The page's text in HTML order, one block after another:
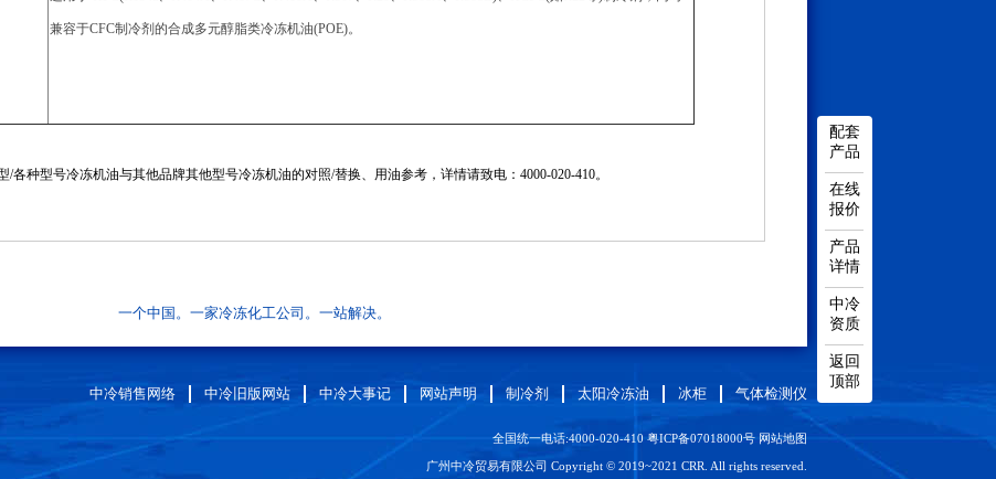
兼容于CFC制冷剂的合成多元醇脂类冷冻机油(POE)。
各种型号冷冻机油与其他品牌其他型号冷冻机油的对照/替换、用油参考，详情请致电：4000-020-410。
一个中国。一家冷冻化工公司。一站解决。
配套
产品
在线
报价
产品
详情
中冷
资质
返回
顶部
中冷销售网络 中冷旧版网站 中冷大事记 网站声明 制冷剂 太阳冷冻油 冰柜 气体检测仪
全国统一电话:4000-020-410 粤ICP备07018000号 网站地图
广州中冷贸易有限公司 Copyright © 2019~2021 CRR. All rights reserved.